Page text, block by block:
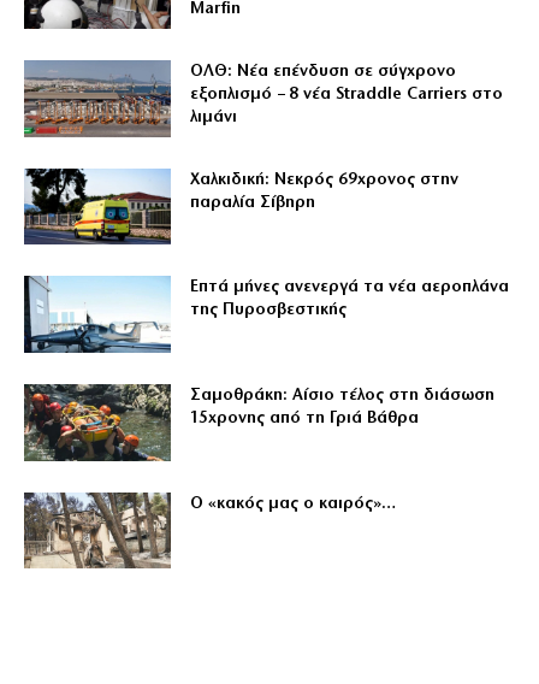
Marfin
ΟΛΘ: Νέα επένδυση σε σύγχρονο
εξοπλισμό – 8 νέα Straddle Carriers στο
λιμάνι
Χαλκιδική: Νεκρός 69χρονος στην
παραλία Σίβηρη
Επτά μήνες ανενεργά τα νέα αεροπλάνα
της Πυροσβεστικής
Σαμοθράκη: Αίσιο τέλος στη διάσωση
15χρονης από τη Γριά Βάθρα
Ο «κακός μας ο καιρός»…